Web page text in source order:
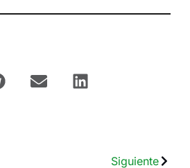
Siguiente